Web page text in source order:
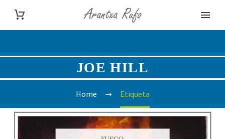
JOE HILL
Home Etiqueta